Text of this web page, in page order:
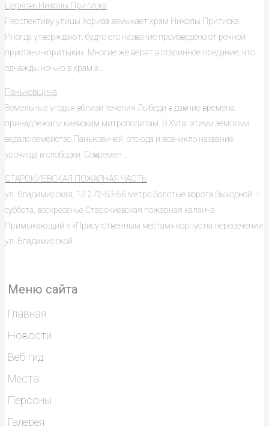
Церковь Николы Притиска
Перспективу улицы Хорива замыкает храм Николы Притиска.
Иногда утверждают, будто его название произведено от речной
пристани-«притыки». Многие же верят в старинное предание, что
однажды ночью в храм з ...
Паньковщина
Земельные угодья вблизи течения Лыбеди в давние времена
принадлежали киевским митрополитам. В XVI в. этими землями
ведало семейство Паньковичей, отсюда и возникло название
урочища и слободки. Современ ...
СТАРОКИЕВСКАЯ ПОЖАРНАЯ ЧАСТЬ
ул. Владимирская, 13 272-53-56 метро Золотые ворота Выходной –
суббота, воскресенье Старокиевская пожарная каланча
Примыкающий к «Присутственным местам» корпус на пересечении
ул. Владимирской ...
Меню сайта
Главная
Новости
Веб-гид
Места
Персоны
Галерея